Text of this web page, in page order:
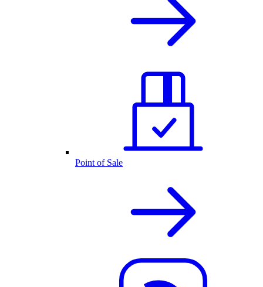
Point of Sale